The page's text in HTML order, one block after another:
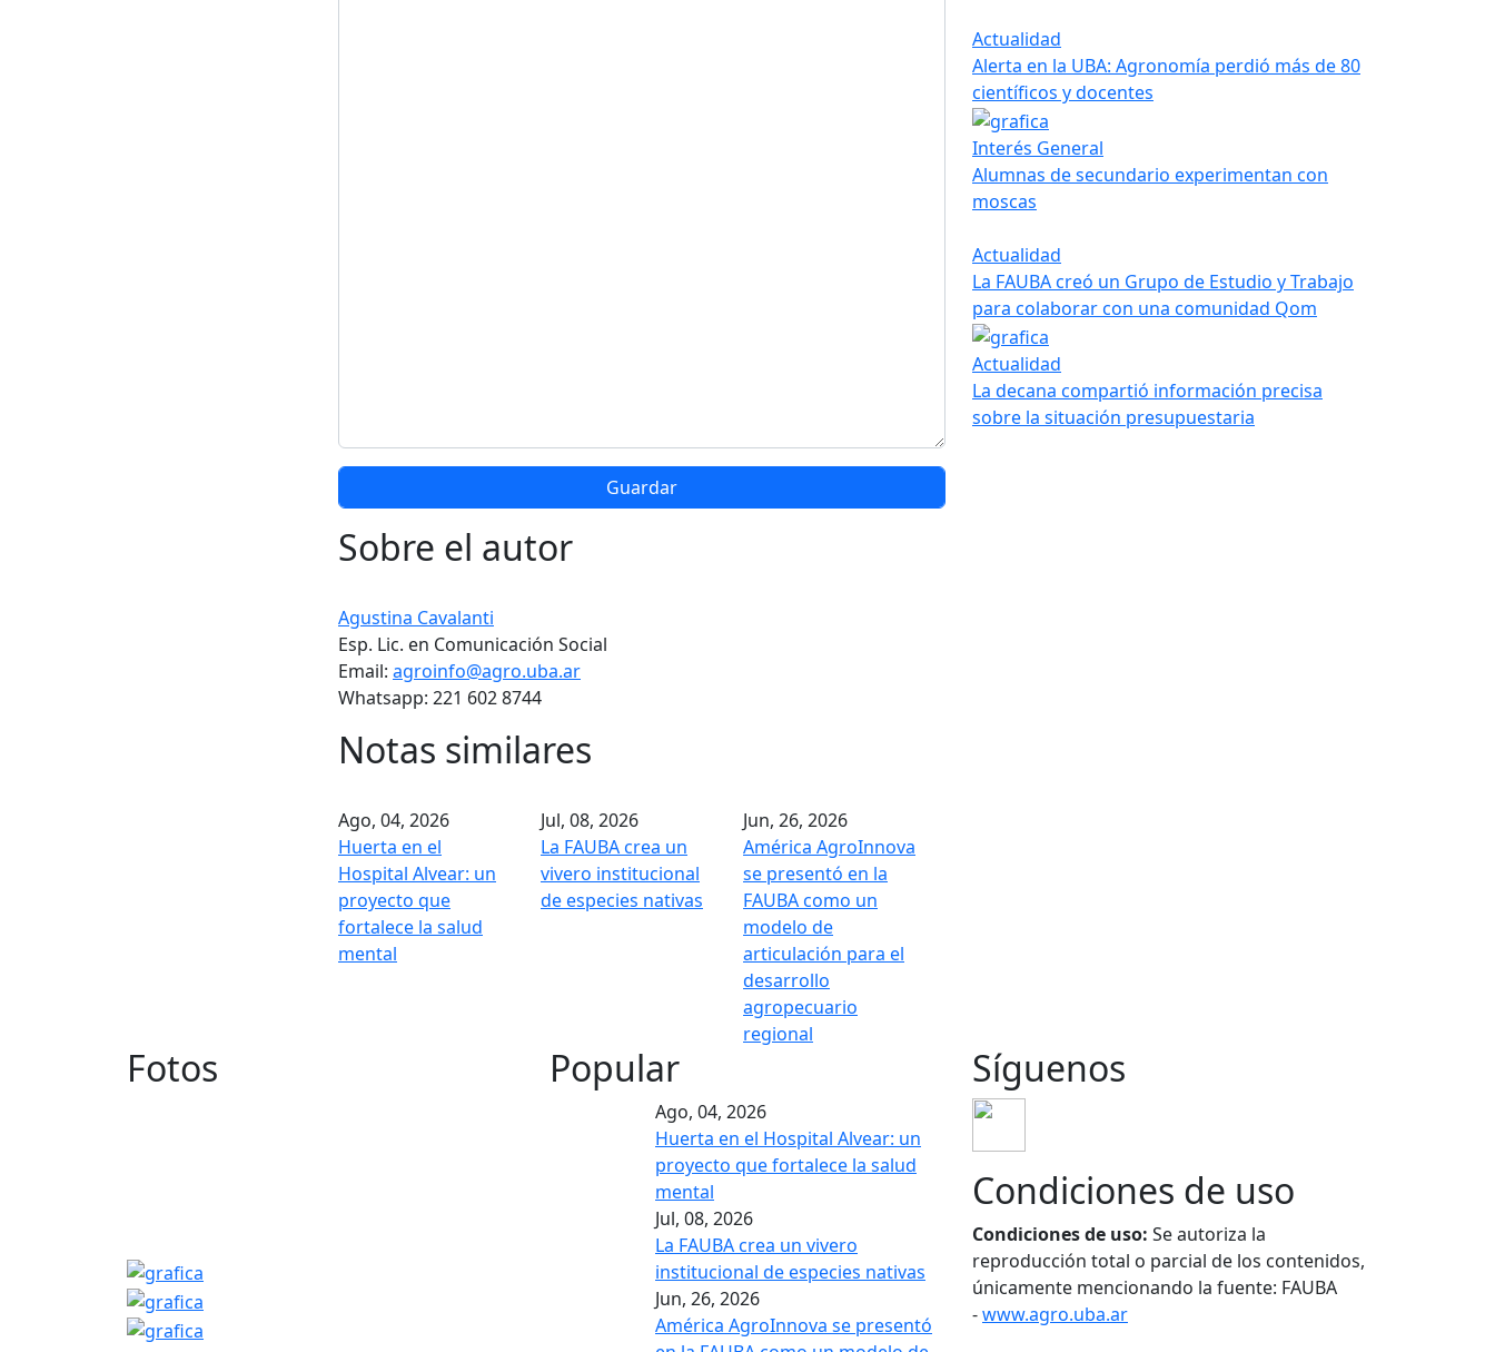
Sobre el autor
Agustina Cavalanti
Esp. Lic. en Comunicación Social
Email: agroinfo@agro.uba.ar
Whatsapp: 221 602 8744
Notas similares
Ago, 04, 2026
Huerta en el
Hospital Alvear: un
proyecto que
fortalece la salud
mental
Jul, 08, 2026
La FAUBA crea un
vivero institucional
de especies nativas
Jun, 26, 2026
América AgroInnova
se presentó en la
FAUBA como un
modelo de
articulación para el
desarrollo
agropecuario
regional
Actualidad
Alerta en la UBA: Agronomía perdió más de 80
científicos y docentes
Interés General
Alumnas de secundario experimentan con
moscas
Actualidad
La FAUBA creó un Grupo de Estudio y Trabajo
para colaborar con una comunidad Qom
Actualidad
La decana compartió información precisa
sobre la situación presupuestaria
Fotos Popular
Ago, 04, 2026
Huerta en el Hospital Alvear: un
proyecto que fortalece la salud
mental
Jul, 08, 2026
La FAUBA crea un vivero
institucional de especies nativas
Jun, 26, 2026
América AgroInnova se presentó
Síguenos
Condiciones de uso
Condiciones de uso: Se autoriza la
reproducción total o parcial de los contenidos,
únicamente mencionando la fuente: FAUBA
-www.agro.uba.ar